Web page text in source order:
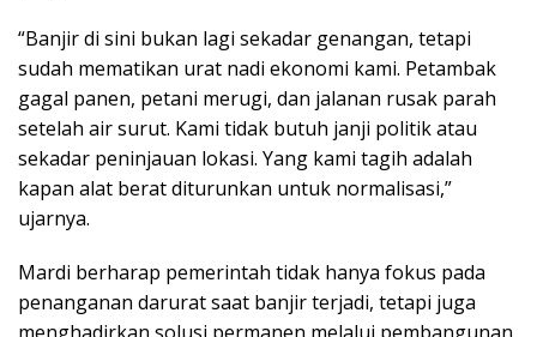
“Banjir di sini bukan lagi sekadar genangan, tetapi
sudah mematikan urat nadi ekonomi kami. Petambak
gagal panen, petani merugi, dan jalanan rusak parah
setelah air surut. Kami tidak butuh janji politik atau
sekadar peninjauan lokasi. Yang kami tagih adalah
kapan alat berat diturunkan untuk normalisasi,”
ujarnya.
Mardi berharap pemerintah tidak hanya fokus pada
penanganan darurat saat banjir terjadi, tetapi juga